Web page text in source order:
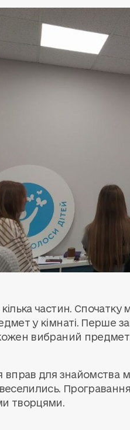
частин.
у кімнаті. Перше
вибраний
вправ для знайомства
творцями.